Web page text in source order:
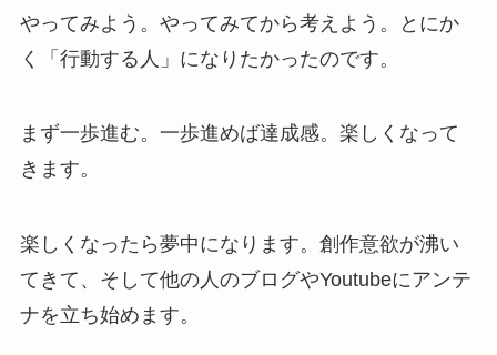
やってみよう。やってみてから考えよう。とにか
く「行動する人」になりたかったのです。
まず一歩進む。一歩進めば達成感。楽しくなって
きます。
楽しくなったら夢中になります。創作意欲が沸い
てきて、そして他の人のブログやYoutubeにアンテ
ナを立ち始めます。